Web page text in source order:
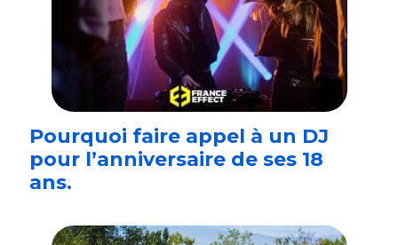
Pourquoi faire appel à un DJ
pour l’anniversaire de ses 18
ans.